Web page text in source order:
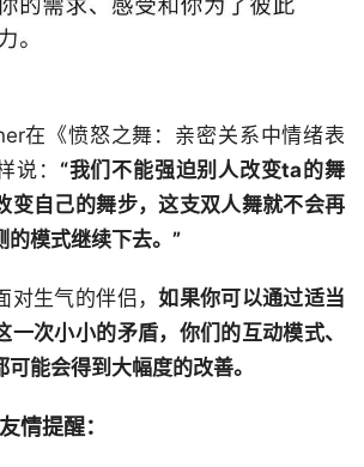
在《愤怒之舞：亲密关系中情绪表
说： “我们不能强迫别人改变ta的舞
变自己的舞步，这支双人舞就不会再
的模式继续下去。”
对生气的伴侣，如果你可以通过适当
一次小小的矛盾，你们的互动模式、
能会得到大幅度的改善。
情提醒：